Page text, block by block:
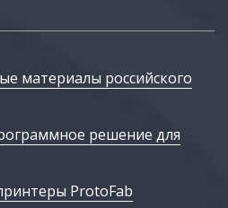
материалы российского
решение для
ProtoFab